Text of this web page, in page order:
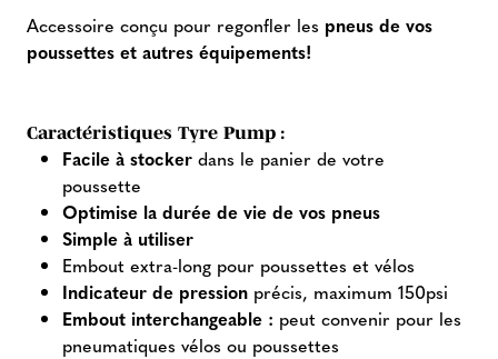
Accessoire conçu pour regonfler les pneus de vos
poussettes et autres équipements!
Caractéristiques Tyre Pump :
Facile à stocker dans le panier de votre
poussette
Optimise la durée de vie de vos pneus
Simple à utiliser
Embout extra-long pour poussettes et vélos
Indicateur de pression précis, maximum 150psi
Embout interchangeable : peut convenir pour les
pneumatiques vélos ou poussettes